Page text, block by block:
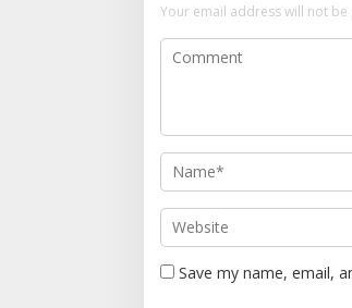
Your email address will not be
Save my name, email,